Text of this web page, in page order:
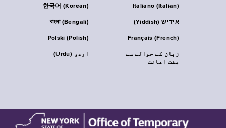
한국어 (Korean) Italiano (Italian)
বাংলা (Bengali) אידיש (Yiddish)
Polski (Polish) Français (French)
اردو (Urdu)
زبان کے حوالے سے
مفت اعانت